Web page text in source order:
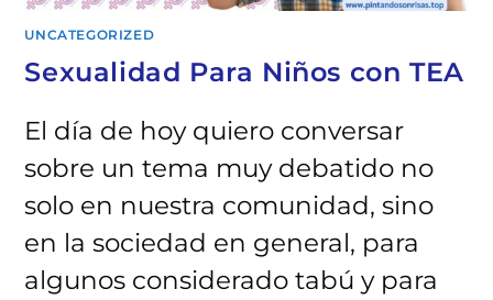
UNCATEGORIZED
Sexualidad Para Niños con TEA
El día de hoy quiero conversar
sobre un tema muy debatido no
solo en nuestra comunidad, sino
en la sociedad en general, para
algunos considerado tabú y para